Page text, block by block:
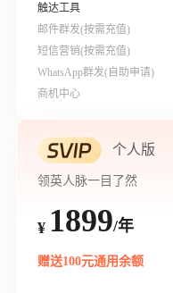
触达工具
邮件群发(按需充值)
短信营销(按需充值)
WhatsApp群发(自助申请)
商机中心
个人版
领英人脉一目了然
¥ 1899/年
赠送100元通用余额